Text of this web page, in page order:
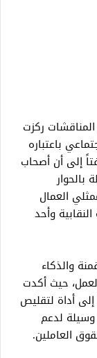
ركزت
باعتباره
إلى أن أصحاب
بالحوار
العمال
وأحد
والذكاء
حيث أكدت
أداة لتقليص
وسيلة لدعم
العاملين.